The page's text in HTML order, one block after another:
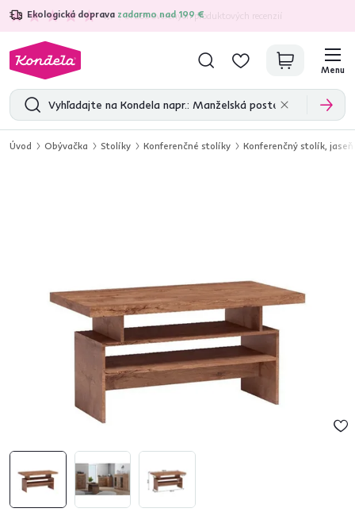
Ekologická doprava zadarmo nad 199 €
4,7 31 285overených produktových recenzií
Menu
Úvod Obývačka Stolíky Konferenčné stolíky Konferenčný stolík, jaseň